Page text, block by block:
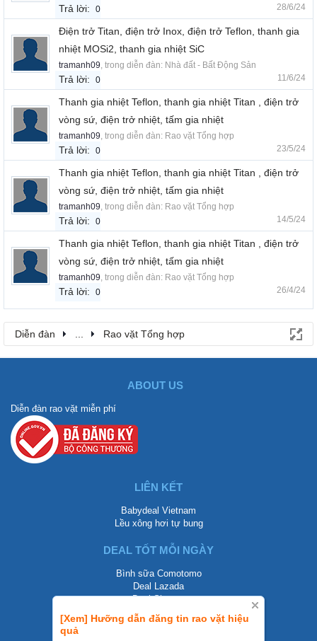
[Xem] Hưỡng dẫn đăng tin rao vặt hiệu
quả
Trả lời: 0 28/6/24
Điện trở Titan, điện trở Inox, điện trở Teflon, thanh gia
nhiệt MOSi2, thanh gia nhiệt SiC
tramanh09 , trong diễn đàn: Nhà đất - Bất Động Sản
Trả lời: 0 11/6/24
Thanh gia nhiệt Teflon, thanh gia nhiệt Titan , điện trở
vòng sứ, điện trở nhiệt, tấm gia nhiệt
tramanh09 , trong diễn đàn: Rao vặt Tổng hợp
Trả lời: 0 23/5/24
Thanh gia nhiệt Teflon, thanh gia nhiệt Titan , điện trở
vòng sứ, điện trở nhiệt, tấm gia nhiệt
tramanh09 , trong diễn đàn: Rao vặt Tổng hợp
Trả lời: 0 14/5/24
Thanh gia nhiệt Teflon, thanh gia nhiệt Titan , điện trở
vòng sứ, điện trở nhiệt, tấm gia nhiệt
tramanh09 , trong diễn đàn: Rao vặt Tổng hợp
Trả lời: 0 26/4/24
Diễn đàn Rao vặt Tổng hợp
ABOUT US
Diễn đàn rao vặt miễn phí
LIÊN KẾT
Babydeal Vietnam
Lều xông hơi tự bung
DEAL TỐT MỖI NGÀY
Bình sữa Comotomo
Deal Lazada
Deal Shopee
LIÊN HỆ